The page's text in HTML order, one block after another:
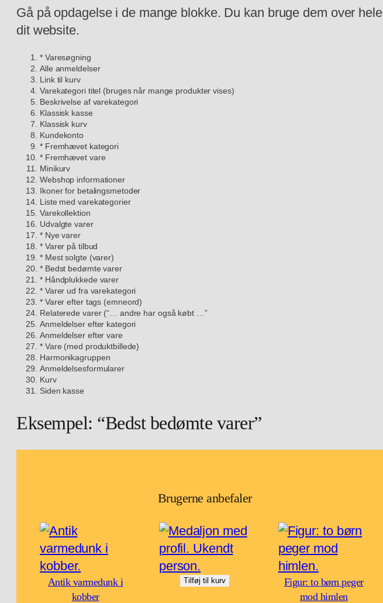
Gå på opdagelse i de mange blokke. Du kan bruge dem over hele
dit website.
* Varesøgning
Alle anmeldelser
Link til kurv
Varekategori titel (bruges når mange produkter vises)
Beskrivelse af varekategori
Klassisk kasse
Klassisk kurv
Kundekonto
* Fremhævet kategori
* Fremhævet vare
Minikurv
Webshop informationer
Ikoner for betalingsmetoder
Liste med varekategorier
Varekollektion
Udvalgte varer
* Nye varer
* Varer på tilbud
* Mest solgte (varer)
* Bedst bedømte varer
* Håndplukkede varer
* Varer ud fra varekategori
* Varer efter tags (emneord)
Relaterede varer (“… andre har også købt …”
Anmeldelser efter kategori
Anmeldelser efter vare
* Vare (med produktbillede)
Harmonikagruppen
Anmeldelsesformularer
Kurv
Siden kasse
Eksempel: “Bedst bedømte varer”
Brugerne anbefaler
Antik varmedunk i
kobber
Tilføj til kurv
Figur: to børn peger
mod himlen